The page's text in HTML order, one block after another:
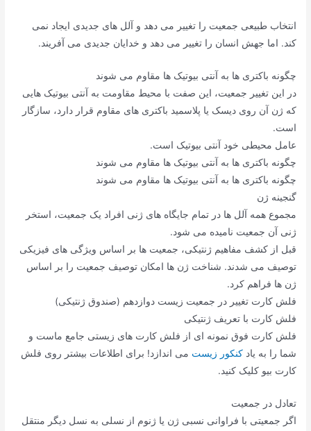
انتخاب طبیعی جمعیت را تغییر می دهد و آلل های جدیدی ایجاد نمی
کند. اما جهش انسان را تغییر می دهد و خدایان جدیدی می آفریند.
چگونه باکتری ها به آنتی بیوتیک ها مقاوم می شوند
در این تغییر جمعیت، این صفت با محیط مقاومت به آنتی بیوتیک هایی
که ژن آن روی دیسک یا پلاسمید باکتری های مقاوم قرار دارد، سازگار
است.
عامل محیطی خود آنتی بیوتیک است.
چگونه باکتری ها به آنتی بیوتیک ها مقاوم می شوند
چگونه باکتری ها به آنتی بیوتیک ها مقاوم می شوند
گنجینه ژن
مجموع همه آلل ها در تمام جایگاه های ژنی افراد یک جمعیت، استخر
ژنی آن جمعیت نامیده می شود.
قبل از کشف مفاهیم ژنتیکی، جمعیت ها بر اساس ویژگی های فیزیکی
توصیف می شدند. شناخت ژن ها امکان توصیف جمعیت را بر اساس
ژن ها فراهم کرد.
فلش کارت تغییر در جمعیت زیست دوازدهم (صندوق ژنتیکی)
فلش کارت با تعریف ژنتیکی
فلش کارت فوق نمونه ای از فلش کارت های زیستی جامع ماست و
شما را به یادکنکور زیست می اندازد! برای اطلاعات بیشتر روی فلش
کارت بیو کلیک کنید.
تعادل در جمعیت
اگر جمعیتی با فراوانی نسبی ژن یا ژنوم از نسلی به نسل دیگر منتقل